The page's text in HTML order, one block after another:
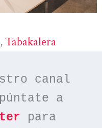
, Tabakalera
canal
a
para